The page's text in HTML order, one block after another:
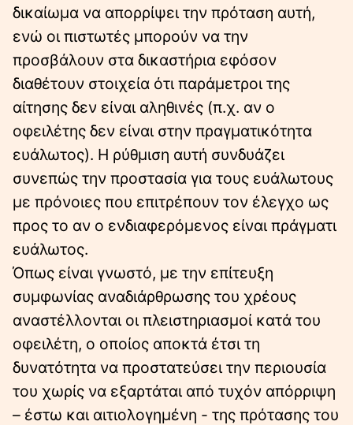
δικαίωμα να απορρίψει την πρόταση αυτή,
ενώ οι πιστωτές μπορούν να την
προσβάλουν στα δικαστήρια εφόσον
διαθέτουν στοιχεία ότι παράμετροι της
αίτησης δεν είναι αληθινές (π.χ. αν ο
οφειλέτης δεν είναι στην πραγματικότητα
ευάλωτος). Η ρύθμιση αυτή συνδυάζει
συνεπώς την προστασία για τους ευάλωτους
με πρόνοιες που επιτρέπουν τον έλεγχο ως
προς το αν ο ενδιαφερόμενος είναι πράγματι
ευάλωτος.
Όπως είναι γνωστό, με την επίτευξη
συμφωνίας αναδιάρθρωσης του χρέους
αναστέλλονται οι πλειστηριασμοί κατά του
οφειλέτη, ο οποίος αποκτά έτσι τη
δυνατότητα να προστατεύσει την περιουσία
του χωρίς να εξαρτάται από τυχόν απόρριψη
– έστω και αιτιολογημένη - της πρότασης του